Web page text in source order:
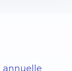
annuelle